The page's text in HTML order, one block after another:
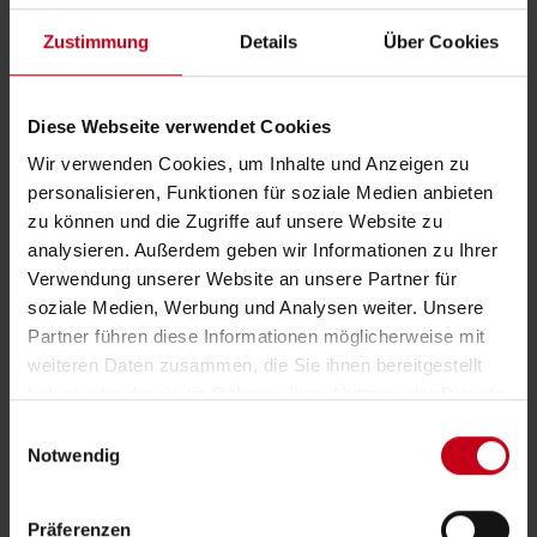
Zustimmung Details Über Cookies
Diese Webseite verwendet Cookies
Wir verwenden Cookies, um Inhalte und Anzeigen zu
personalisieren, Funktionen für soziale Medien anbieten
zu können und die Zugriffe auf unsere Website zu
analysieren. Außerdem geben wir Informationen zu Ihrer
Verwendung unserer Website an unsere Partner für
soziale Medien, Werbung und Analysen weiter. Unsere
Partner führen diese Informationen möglicherweise mit
weiteren Daten zusammen, die Sie ihnen bereitgestellt
Notwendig
Präferenzen
Aluminium
Die Schiebeläden bieten
zahlreiche Design- und
Materialvarianten. Pflegeleichte Design-Dekore,
Echtholz oder Aluminium in RAL-Farben – passen Sie
den Außenbereich an Ihren eigenen Stil an.